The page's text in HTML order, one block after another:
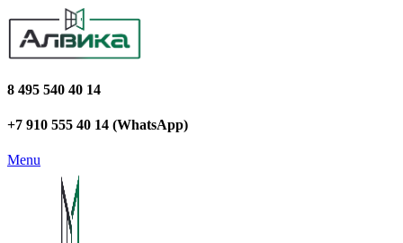
8 495 540 40 14
+7 910 555 40 14 (WhatsApp)
Menu